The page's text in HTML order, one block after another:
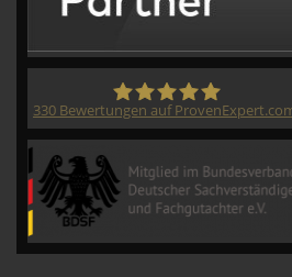
330 Bewertungen auf